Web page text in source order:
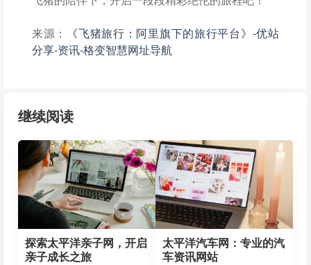
来源：
《飞猪旅行：阿里旗下的旅行平台》-优站
分享-资讯-格变智慧网址导航
继续阅读
探索太平洋亲子网，开启
亲子成长之旅
太平洋汽车网：专业的汽
车资讯网站